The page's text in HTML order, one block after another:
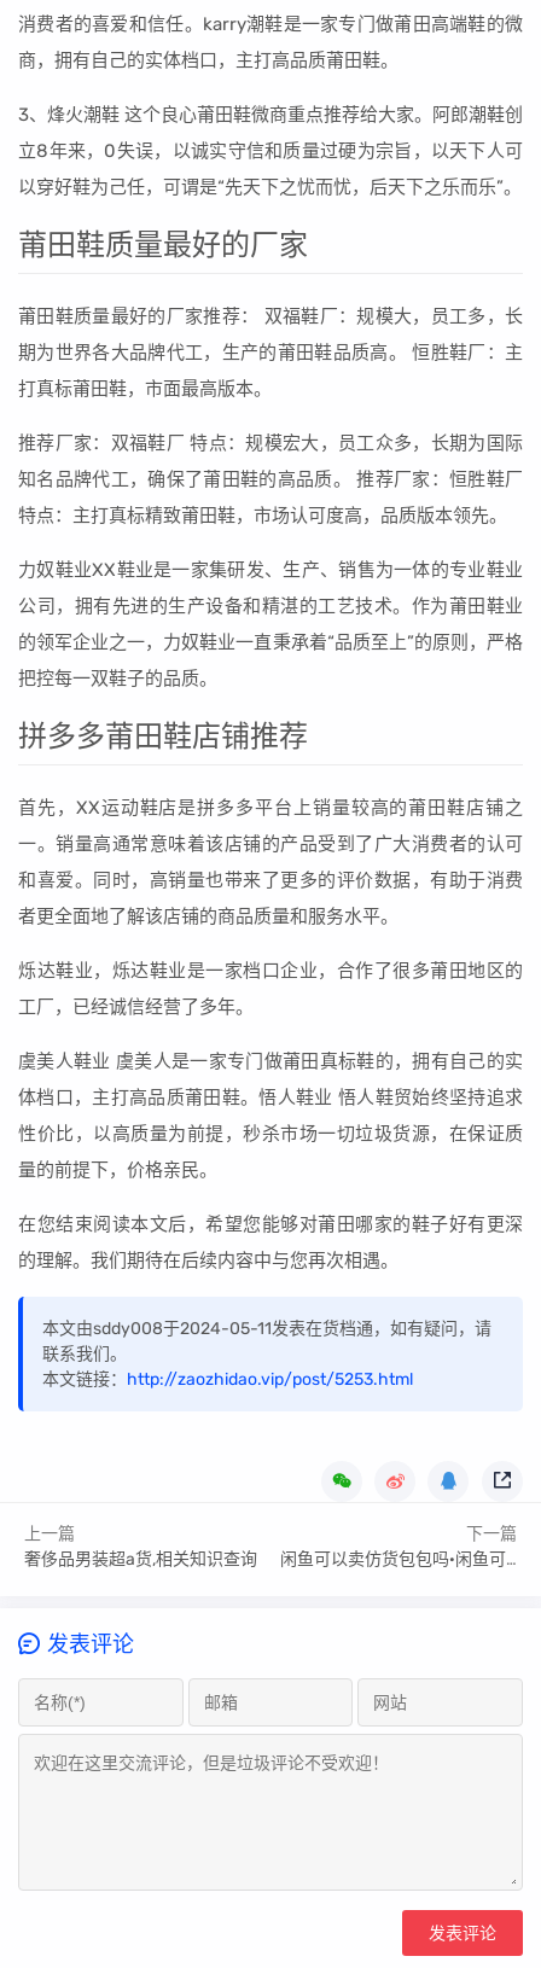
消费者的喜爱和信任。karry潮鞋是一家专门做莆田高端鞋的微
商，拥有自己的实体档口，主打高品质莆田鞋。
3、烽火潮鞋 这个良心莆田鞋微商重点推荐给大家。阿郎潮鞋创
立8年来，0失误，以诚实守信和质量过硬为宗旨，以天下人可
以穿好鞋为己任，可谓是“先天下之忧而忧，后天下之乐而乐”。
莆田鞋质量最好的厂家
莆田鞋质量最好的厂家推荐： 双福鞋厂：规模大，员工多，长
期为世界各大品牌代工，生产的莆田鞋品质高。 恒胜鞋厂：主
打真标莆田鞋，市面最高版本。
推荐厂家：双福鞋厂 特点：规模宏大，员工众多，长期为国际
知名品牌代工，确保了莆田鞋的高品质。 推荐厂家：恒胜鞋厂
特点：主打真标精致莆田鞋，市场认可度高，品质版本领先。
力奴鞋业XX鞋业是一家集研发、生产、销售为一体的专业鞋业
公司，拥有先进的生产设备和精湛的工艺技术。作为莆田鞋业
的领军企业之一，力奴鞋业一直秉承着“品质至上”的原则，严格
把控每一双鞋子的品质。
拼多多莆田鞋店铺推荐
首先，XX运动鞋店是拼多多平台上销量较高的莆田鞋店铺之
一。销量高通常意味着该店铺的产品受到了广大消费者的认可
和喜爱。同时，高销量也带来了更多的评价数据，有助于消费
者更全面地了解该店铺的商品质量和服务水平。
烁达鞋业，烁达鞋业是一家档口企业，合作了很多莆田地区的
工厂，已经诚信经营了多年。
虞美人鞋业 虞美人是一家专门做莆田真标鞋的，拥有自己的实
体档口，主打高品质莆田鞋。悟人鞋业 悟人鞋贸始终坚持追求
性价比，以高质量为前提，秒杀市场一切垃圾货源，在保证质
量的前提下，价格亲民。
在您结束阅读本文后，希望您能够对莆田哪家的鞋子好有更深
的理解。我们期待在后续内容中与您再次相遇。
本文由sddy008于2024-05-11发表在货档通，如有疑问，请
联系我们。
本文链接： http://zaozhidao.vip/post/5253.html
上一篇
奢侈品男装超a货,相关知识查询
下一篇
闲鱼可以卖仿货包包吗·闲鱼可以卖仿制品吗
发表评论